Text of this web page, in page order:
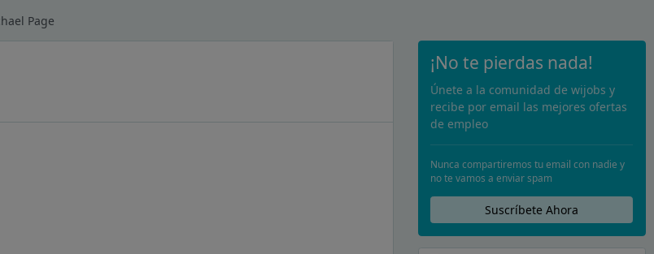
Page
¡No te pierdas nada!
Únete a la comunidad de wijobs y
recibe por email las mejores ofertas
de empleo
Nunca compartiremos tu email con nadie y
no te vamos a enviar spam
Suscríbete Ahora